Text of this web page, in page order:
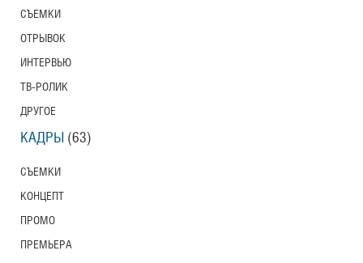
СЪЕМКИ
ОТРЫВОК
ИНТЕРВЬЮ
ТВ-РОЛИК
ДРУГОЕ
КАДРЫ (63)
СЪЕМКИ
КОНЦЕПТ
ПРОМО
ПРЕМЬЕРА